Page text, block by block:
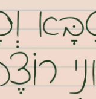
בביתם עם
הוא ראש העיר